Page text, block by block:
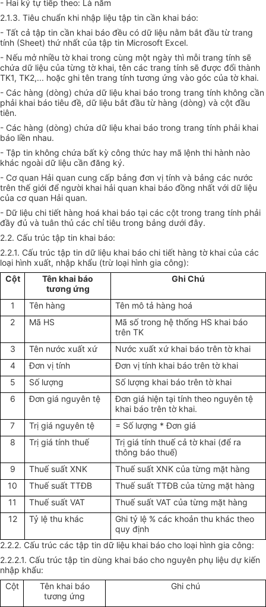
- Hai ký tự tiếp theo: Là năm
2.1.3. Tiêu chuẩn khi nhập liệu tập tin cần khai báo:
- Tất cả tập tin cần khai báo đều có dữ liệu nằm bắt đầu từ trang
tính (Sheet) thứ nhất của tập tin Microsoft Excel.
- Nếu mở nhiều tờ khai trong cùng một ngày thì mỗi trang tính sẽ
chứa dữ liệu của từng tờ khai, tên các trang tính sẽ được đổi thành
TK1, TK2,... hoặc ghi tên trang tính tương ứng vào góc của tờ khai.
- Các hàng (dòng) chứa dữ liệu khai báo trong trang tính không cần
phải khai báo tiêu đề, dữ liệu bắt đầu từ hàng (dòng) và cột đầu
tiên.
- Các hàng (dòng) chứa dữ liệu khai báo trong trang tính phải khai
báo liền nhau.
- Tập tin không chứa bất kỳ công thức hay mã lệnh thi hành nào
khác ngoài dữ liệu cần đăng ký.
- Cơ quan Hải quan cung cấp bảng đơn vị tính và bảng các nước
trên thế giới để người khai hải quan khai báo đồng nhất với dữ liệu
của cơ quan Hải quan.
- Dữ liệu chi tiết hàng hoá khai báo tại các cột trong trang tính phải
đầy đủ và tuân thủ các chỉ tiêu trong bảng dưới đây.
2.2. Cấu trúc tập tin khai báo:
2.2.1. Cấu trúc tập tin dữ liệu khai báo chi tiết hàng tờ khai của các
loại hình xuất, nhập khẩu (trừ loại hình gia công):
Cột
Tên khai báo
tương ứng
Ghi Chú
1 Tên hàng
Tên mô tả hàng hoá
2
Mã HS
Mã số trong hệ thống HS khai báo
trên TK
3
Tên nước xuất xứ
Nước xuất xứ khai báo trên tờ khai
4
Đơn vị tính
Đơn vị tính khai báo trên tờ khai
5
Số lượng
Số lượng khai báo trên tờ khai
6
Đơn giá nguyên tệ
Đơn giá hiện tại tính theo nguyên tệ
khai báo trên tờ khai.
7
Trị giá nguyên tệ
= Số lượng * Đơn giá
8
Trị giá tính thuế
Trị giá tính thuế cả tờ khai (để ra
thông báo thuế)
9
Thuế suất XNK
Thuế suất XNK của từng mặt hàng
10
Thuế suất TTĐB
Thuế suất TTĐB của từng mặt hàng
11
Thuế suất VAT
Thuế suất VAT của từng mặt hàng
12
Tỷ lệ thu khác
Ghi tỷ lệ % các khoản thu khác theo
quy định
2.2.2. Cấu trúc các tập tin dữ liệu khai báo cho loại hình gia công:
2.2.2.1. Cấu trúc tập tin dùng khai báo cho nguyên phụ liệu dự kiến
nhập khẩu:
Cột
Tên khai báo
tương ứng
Ghi chú